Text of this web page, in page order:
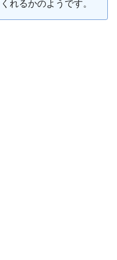
れるかのようです。